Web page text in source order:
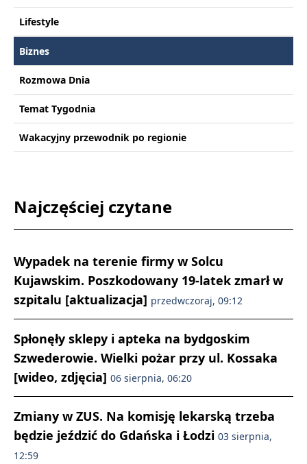
Lifestyle
Biznes
Rozmowa Dnia
Temat Tygodnia
Wakacyjny przewodnik po regionie
Najczęściej czytane
Wypadek na terenie firmy w Solcu
Kujawskim. Poszkodowany 19-latek zmarł w
szpitalu [aktualizacja] przedwczoraj, 09:12
Spłonęły sklepy i apteka na bydgoskim
Szwederowie. Wielki pożar przy ul. Kossaka
[wideo, zdjęcia] 06 sierpnia, 06:20
Zmiany w ZUS. Na komisję lekarską trzeba
będzie jeździć do Gdańska i Łodzi 03 sierpnia,
12:59